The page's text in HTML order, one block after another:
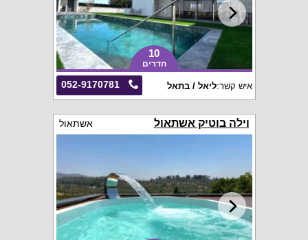
10
חדרים
052-9170781 איש קשר:ליאל / בתאל
וילה בוטיק אשתאול אשתאול